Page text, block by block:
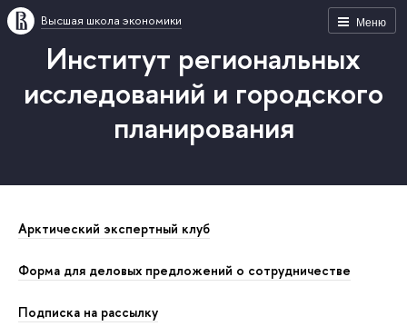
Меню
Высшая школа экономики
Институт региональных
исследований и городского
планирования
Арктический экспертный клуб
Форма для деловых предложений о сотрудничестве
Подписка на рассылку